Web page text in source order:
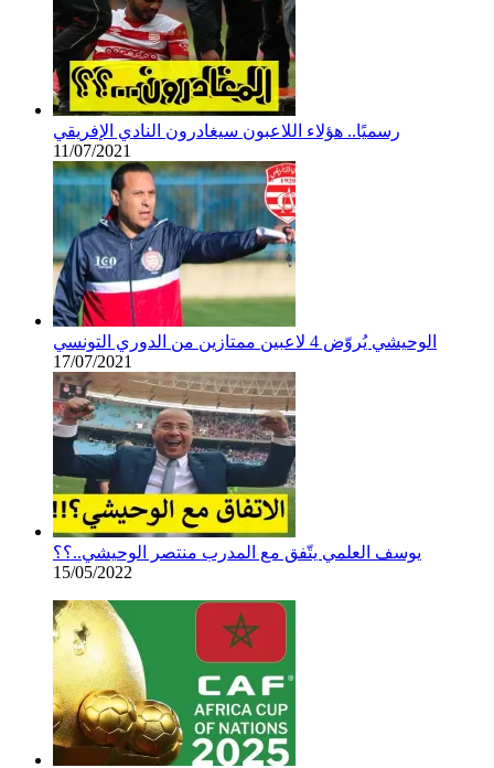
رسميًا.. هؤلاء اللاعبون سيغادرون النادي الإفريقي
11/07/2021
الوحيشي يُروّض 4 لاعبين ممتازين من الدوري التونسي
17/07/2021
يوسف العلمي يتّفق مع المدرب منتصر الوحيشي..؟؟
15/05/2022